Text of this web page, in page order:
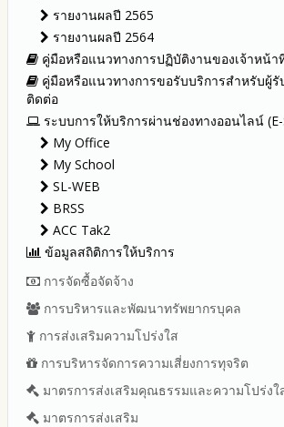
รายงานผลปี 2565
รายงานผลปี 2564
คู่มือหรือแนวทางการปฏิบัติงานของเจ้าหน้า
คู่มือหรือแนวทางการขอรับบริการสำหรับผู้รั
ติดต่อ
ระบบการให้บริการผ่านช่องทางออนไลน์ (E-
My Office
My School
SL-WEB
BRSS
ACC Tak2
ข้อมูลสถิติการให้บริการ
การจัดซื้อจัดจ้าง
สรุปผลการจัดซื้อจัดจ้างหรือการจัดหาพัสดุรา
ปีงบประมาณ พ.ศ.2569 (แบบ สขร.1)
เขตพื้นที่การศึกษา ประจำปีงบประมาณ พ.ศ.
การบริหารและพัฒนาทรัพยากรบุคล
หลักเกณฑ์และแผนการบริหารและพัฒนาทรั
ปีงบประมาณ พ.ศ.2569
รายงานผลการบริหารและพัฒนาทรัพยากรบุ
ปีงบประมาณ
ประมวลจริยธรรมและการขับเคลื่อนจริยธรรม
การส่งเสริมความโปร่งใส
แนวปฏิบัติการจัดการเรื่องร้องเรียนการทุจริ
ช่องทางแจ้งเรื่องร้องเรียนการทุจริตและประ
ข้อมูลสถิติเรื่องร้องเรียนการทุจริตและประพ
การบริหารจัดการความเสี่ยงการทุจริต
การขับเคลื่อนนโยบาย No Gift Policy จาก
การเสริมสร้างรู้เกี่ยวกับหลักเกณฑ์การรับทรัพ
มาตรการส่งเสริมคุณธรรมและความโปร่งใ
แผนปฏิบัติการป้องกันการทุจริตประจำปีงบป
มาตรการส่งเสริม